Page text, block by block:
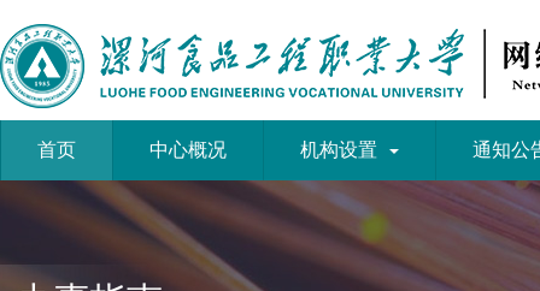
首页 中心概况 机构设置 通知公